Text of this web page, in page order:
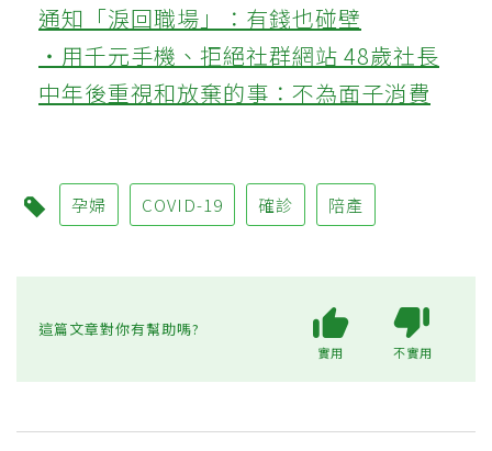
通知「淚回職場」：有錢也碰壁
‧用千元手機、拒絕社群網站 48歲社長
中年後重視和放棄的事：不為面子消費
孕婦 COVID-19 確診 陪產
這篇文章對你有幫助嗎?
實用 不實用